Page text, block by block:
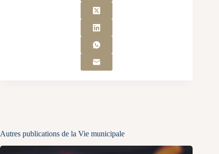
Autres publications de la Vie municipale